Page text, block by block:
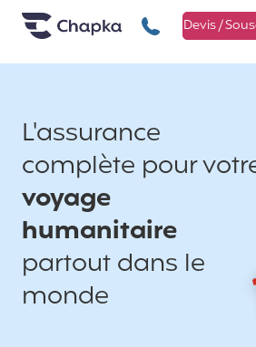
Chapka Assurances
+33 1 74 85 50 50
Devis /
L'assurance
complète pour
voyage
humanitaire
partout dans le
monde